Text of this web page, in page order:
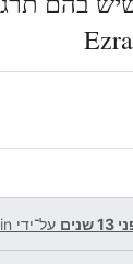
על־ידי